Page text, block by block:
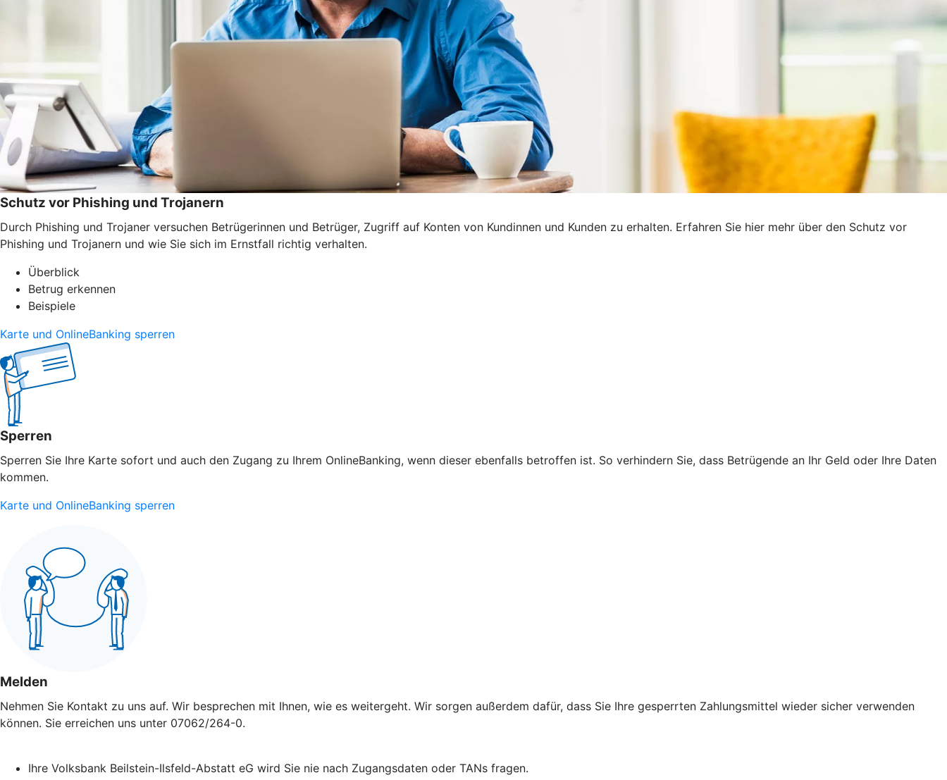
Schutz vor Phishing und Trojanern
Durch Phishing und Trojaner versuchen Betrügerinnen und Betrüger, Zugriff auf Konten von Kundinnen und Kunden zu erhalten. Erfahren Sie hier mehr über den Schutz vor
Phishing und Trojanern und wie Sie sich im Ernstfall richtig verhalten.
Überblick
Betrug erkennen
Beispiele
Karte und OnlineBanking sperren
Sperren
Sperren Sie Ihre Karte sofort und auch den Zugang zu Ihrem OnlineBanking, wenn dieser ebenfalls betroffen ist. So verhindern Sie, dass Betrügende an Ihr Geld oder Ihre Daten
kommen.
Karte und OnlineBanking sperren
Melden
Nehmen Sie Kontakt zu uns auf. Wir besprechen mit Ihnen, wie es weitergeht. Wir sorgen außerdem dafür, dass Sie Ihre gesperrten Zahlungsmittel wieder sicher verwenden
können. Sie erreichen uns unter 07062/264-0.
Ihre Volksbank Beilstein-Ilsfeld-Abstatt eG wird Sie nie nach Zugangsdaten oder TANs fragen.